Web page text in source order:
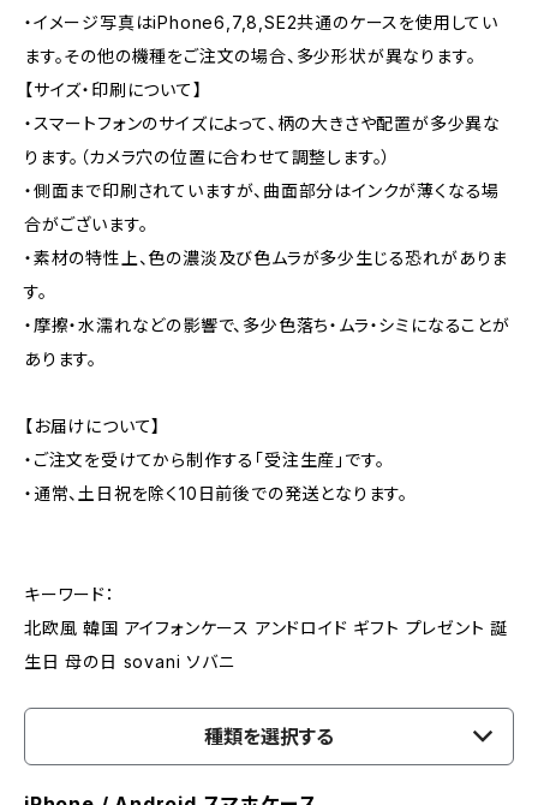
・イメージ写真はiPhone6,7,8,SE2共通のケースを使用してい
ます。その他の機種をご注文の場合、多少形状が異なります。
【サイズ・印刷について】
・スマートフォンのサイズによって、柄の大きさや配置が多少異な
ります。（カメラ穴の位置に合わせて調整します。）
・側面まで印刷されていますが、曲面部分はインクが薄くなる場
合がございます。
・素材の特性上、色の濃淡及び色ムラが多少生じる恐れがありま
す。
・摩擦・水濡れなどの影響で、多少色落ち・ムラ・シミになることが
あります。
【お届けについて】
・ご注文を受けてから制作する「受注生産」です。
・通常、土日祝を除く10日前後での発送となります。
キーワード：
北欧風 韓国 アイフォンケース アンドロイド ギフト プレゼント 誕
生日 母の日 sovani ソバニ
種類を選択する